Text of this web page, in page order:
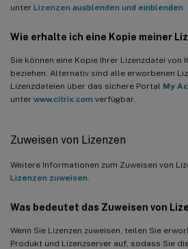
unter Lizenzen ausblenden und einblenden
Wie erhalte ich eine Kopie meiner
Sie können eine Kopie Ihrer Lizenzdatei von
beziehen. Alternativ sind alle erworbenen
Lizenzdateien über das sichere Portal My
unter www.citrix.com verfügbar.
Zuweisen von Lizenzen
Weitere Informationen zum Zuweisen von
Lizenzen zuweisen
Was bedeutet das Zuweisen von
Wenn Sie Lizenzen zuweisen, teilen Sie
Produkt und Lizenzserver auf, sodass Sie